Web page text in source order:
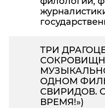
ТРИ
ОДНОМ
СВИРИДОВ.
ВРЕМЯ!»)